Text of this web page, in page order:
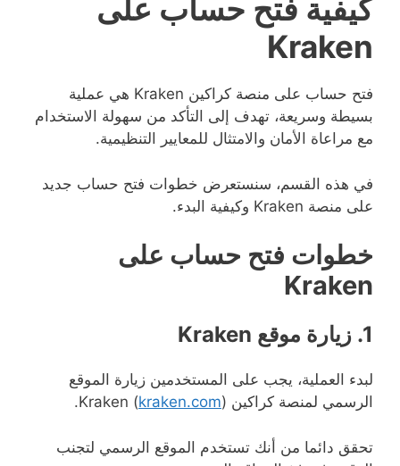
كيفية فتح حساب على
Kraken
فتح حساب على منصة كراكين Kraken هي عملية
بسيطة وسريعة، تهدف إلى التأكد من سهولة الاستخدام
مع مراعاة الأمان والامتثال للمعايير التنظيمية.
في هذه القسم، سنستعرض خطوات فتح حساب جديد
على منصة Kraken وكيفية البدء.
خطوات فتح حساب على
Kraken
1. زيارة موقع Kraken
لبدء العملية، يجب على المستخدمين زيارة الموقع
الرسمي لمنصة كراكين Kraken (
kraken.com).
تحقق دائما من أنك تستخدم الموقع الرسمي لتجنب